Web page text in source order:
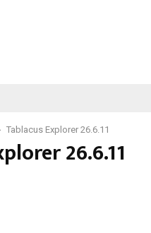
Tablacus Explorer 26.6.11
26.6.11